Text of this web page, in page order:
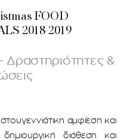
FOOD
2018-2019
Δραστηριότητες &
αμφίεση και
διάθεση και